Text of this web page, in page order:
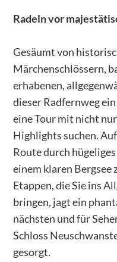
Radeln vor
Gesäumt von
Märchenschlössern,
erhabenen,
dieser Radfernweg
eine Tour mit nicht
Highlights suchen.
Route durch
einem klaren Bergsee
Etappen, die Sie ins
bringen, jagt ein
nächsten und für
Schloss
gesorgt.